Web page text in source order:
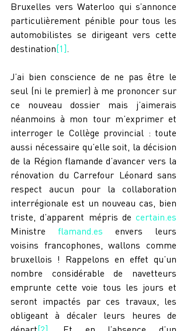
Bruxelles vers Waterloo qui s’annonce
particulièrement pénible pour tous les
automobilistes se dirigeant vers cette
destination [1].
J’ai bien conscience de ne pas être le
seul (ni le premier) à me prononcer sur
ce nouveau dossier mais j’aimerais
néanmoins à mon tour m’exprimer et
interroger le Collège provincial : toute
aussi nécessaire qu’elle soit, la décision
de la Région flamande d’avancer vers la
rénovation du Carrefour Léonard sans
respect aucun pour la collaboration
interrégionale est un nouveau cas, bien
triste, d’apparent mépris de certain.es
Ministre flamand.es envers leurs
voisins francophones, wallons comme
bruxellois ! Rappelons en effet qu’un
nombre considérable de navetteurs
emprunte cette voie tous les jours et
seront impactés par ces travaux, les
obligeant à décaler leurs heures de